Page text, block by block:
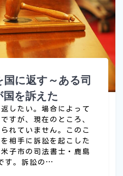
に返す～ある司
国を訴えた
したい。場合によって
すが、現在のところ、
れていません。このこ
相手に訴訟を起こした
子市の司法書士・鹿島
す。訴訟の…